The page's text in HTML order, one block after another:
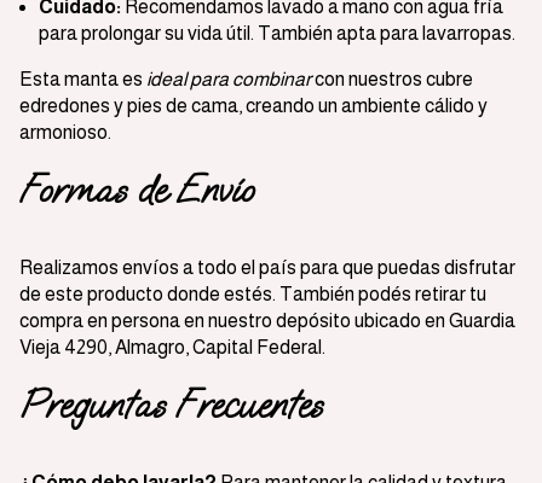
Cuidado: Recomendamos lavado a mano con agua fría
para prolongar su vida útil. También apta para lavarropas.
Esta manta es ideal para combinarcon nuestros cubre
edredones y pies de cama, creando un ambiente cálido y
armonioso.
Formas de Envío
Realizamos envíos a todo el país para que puedas disfrutar
de este producto donde estés. También podés retirar tu
compra en persona en nuestro depósito ubicado en Guardia
Vieja 4290, Almagro, Capital Federal.
Preguntas Frecuentes